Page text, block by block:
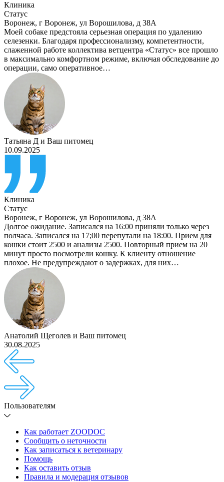
Клиника
Статус
Воронеж, г Воронеж, ул Ворошилова, д 38А
Моей собаке предстояла серьезная операция по удалению
селезенки. Благодаря профессионализму, компетентности,
слаженной работе коллектива ветцентра «Статус» все прошло
в максимально комфортном режиме, включая обследование до
операции, само оперативное…
Татьяна Д и Ваш питомец
10.09.2025
Клиника
Статус
Воронеж, г Воронеж, ул Ворошилова, д 38А
Долгое ожидание. Записался на 16:00 приняли только через
полчаса. Записался на 17;00 перепутали на 18:00. Прием для
кошки стоит 2500 и анализы 2500. Повторный прием на 20
минут просто посмотрели кошку. К клиенту отношение
плохое. Не предупреждают о задержках, для них…
Анатолий Щеголев и Ваш питомец
30.08.2025
Пользователям
Как работает ZOODOC
Сообщить о неточности
Как записаться к ветеринару
Помощь
Как оставить отзыв
Правила и модерация отзывов